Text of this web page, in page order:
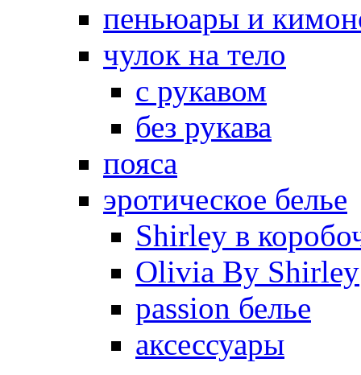
пеньюары и
чулок на тело
с рукавом
без рукава
пояса
эротическое белье
Shirley в
Olivia By Shirley
passion белье
аксессуары